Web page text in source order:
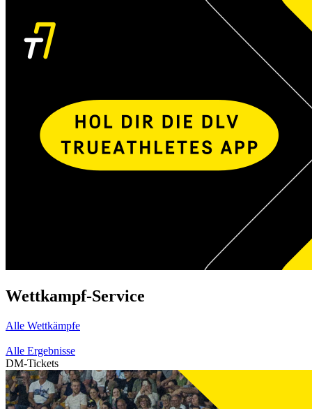
Wettkampf-Service
Alle Wettkämpfe
Alle Ergebnisse
DM-Tickets